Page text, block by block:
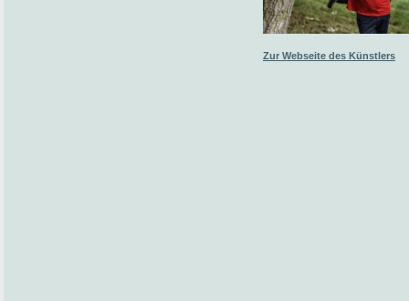
Zur Webseite des Künstlers